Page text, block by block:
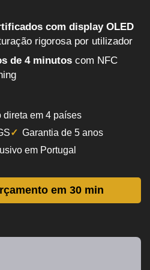
com display OLED
rigorosa por utilizador
de 4 minutos com NFC
direta em 4 países
Garantia de 5 anos
em Portugal
em 30 min